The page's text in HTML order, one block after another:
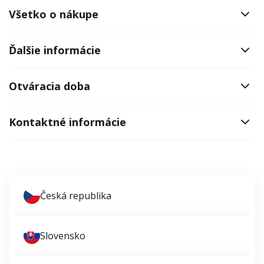
Všetko o nákupe
Ďalšie informácie
Otváracia doba
Kontaktné informácie
Česká republika
Slovensko